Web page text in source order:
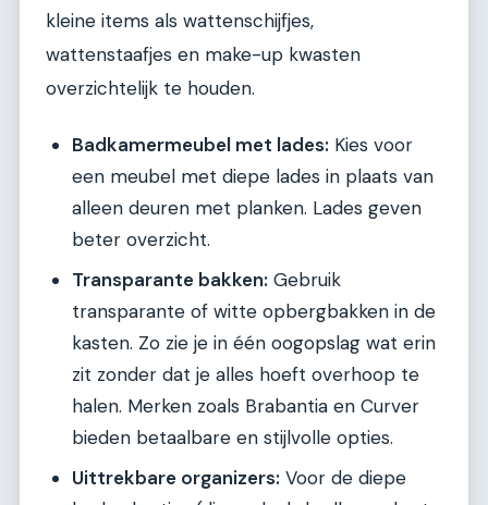
kleine items als wattenschijfjes,
wattenstaafjes en make-up kwasten
overzichtelijk te houden.
Badkamermeubel met lades: Kies voor
een meubel met diepe lades in plaats van
alleen deuren met planken. Lades geven
beter overzicht.
Transparante bakken: Gebruik
transparante of witte opbergbakken in de
kasten. Zo zie je in één oogopslag wat erin
zit zonder dat je alles hoeft overhoop te
halen. Merken zoals Brabantia en Curver
bieden betaalbare en stijlvolle opties.
Uittrekbare organizers: Voor de diepe